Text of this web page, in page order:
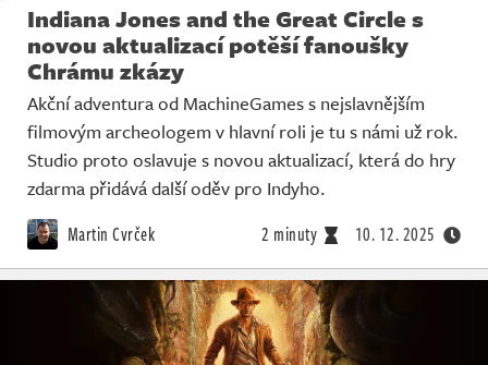
Indiana Jones and the Great Circle s
novou aktualizací potěší fanoušky
Chrámu zkázy
Akční adventura od MachineGames s nejslavnějším
filmovým archeologem v hlavní roli je tu s námi už rok.
Studio proto oslavuje s novou aktualizací, která do hry
zdarma přidává další oděv pro Indyho.
Martin Cvrček 2 minuty 10. 12. 2025